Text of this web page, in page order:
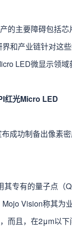
的主要障碍包括
和产业链针对这
LED微显示领
红光Micro LED
成功制备出像素
其专有的量子点（
Vision称其为
而且，在2μm以